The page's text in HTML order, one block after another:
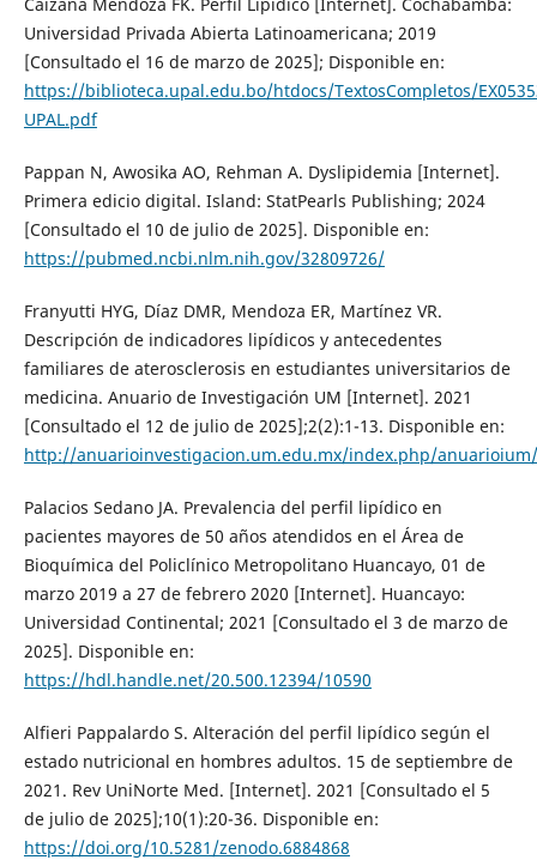
Universidad Privada Abierta Latinoamericana; 2019
[Consultado el 16 de marzo de 2025]; Disponible en:
https://biblioteca.upal.edu.bo/htdocs/TextosCompletos/
UPAL.pdf
Pappan N, Awosika AO, Rehman A. Dyslipidemia [Internet].
Primera edicio digital. Island: StatPearls Publishing; 2024
[Consultado el 10 de julio de 2025]. Disponible en:
https://pubmed.ncbi.nlm.nih.gov/32809726/
Franyutti HYG, Díaz DMR, Mendoza ER, Martínez VR.
Descripción de indicadores lipídicos y antecedentes
familiares de aterosclerosis en estudiantes universitarios de
medicina. Anuario de Investigación UM [Internet]. 2021
[Consultado el 12 de julio de 2025];2(2):1-13. Disponible en:
http://anuarioinvestigacion.um.edu.mx/index.php/
Palacios Sedano JA. Prevalencia del perfil lipídico en
pacientes mayores de 50 años atendidos en el Área de
Bioquímica del Policlínico Metropolitano Huancayo, 01 de
marzo 2019 a 27 de febrero 2020 [Internet]. Huancayo:
Universidad Continental; 2021 [Consultado el 3 de marzo de
2025]. Disponible en:
https://hdl.handle.net/20.500.12394/10590
Alfieri Pappalardo S. Alteración del perfil lipídico según el
estado nutricional en hombres adultos. 15 de septiembre de
2021. Rev UniNorte Med. [Internet]. 2021 [Consultado el 5
de julio de 2025];10(1):20-36. Disponible en:
https://doi.org/10.5281/zenodo.6884868